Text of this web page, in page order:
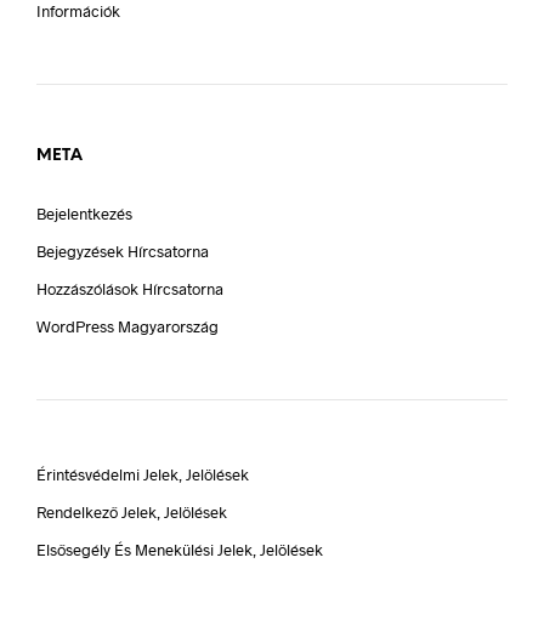
Információk
META
Bejelentkezés
Bejegyzések Hírcsatorna
Hozzászólások Hírcsatorna
WordPress Magyarország
Érintésvédelmi Jelek, Jelölések
Rendelkező Jelek, Jelölések
Elsősegély És Menekülési Jelek, Jelölések